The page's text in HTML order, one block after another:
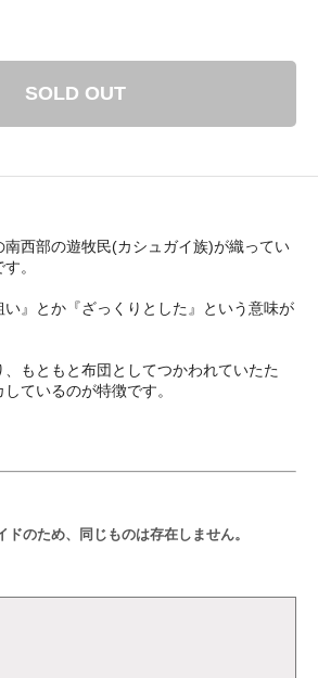
SOLD OUT
南西部の遊牧民(カシュガイ族)が織ってい
。
』とか『ざっくりとした』という意味が
もともと布団としてつかわれていたた
ているのが特徴です。
のため、同じものは存在しません。